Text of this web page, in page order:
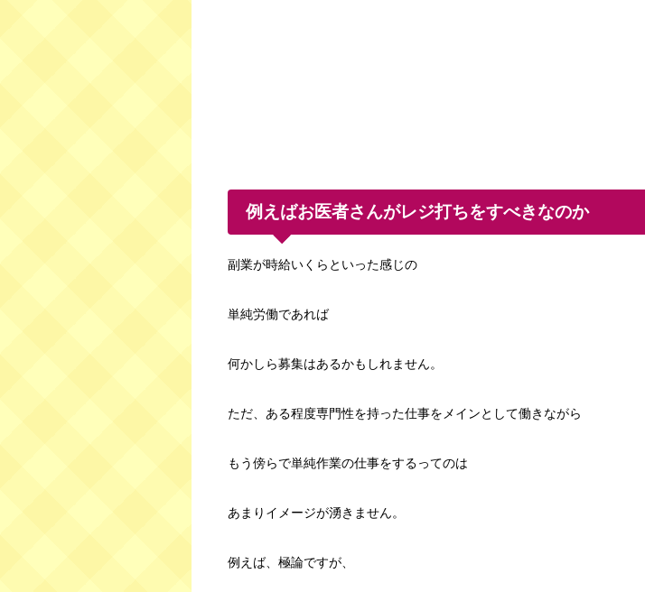
例えばお医者さんがレジ打ちをすべきなのか
副業が時給いくらといった感じの
単純労働であれば
何かしら募集はあるかもしれません。
ただ、ある程度専門性を持った仕事をメインとして働きながら
もう傍らで単純作業の仕事をするってのは
あまりイメージが湧きません。
例えば、極論ですが、